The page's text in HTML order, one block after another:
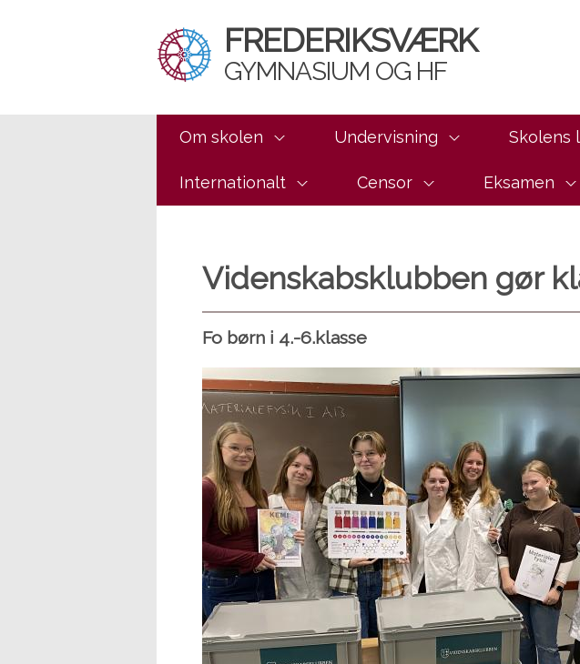
FREDERIKSVÆRK
GYMNASIUM OG HF
Om skolen Undervisning Skolens
Internationalt Censor Eksamen
Videnskabsklubben gør
Fo børn i 4.-6.klasse